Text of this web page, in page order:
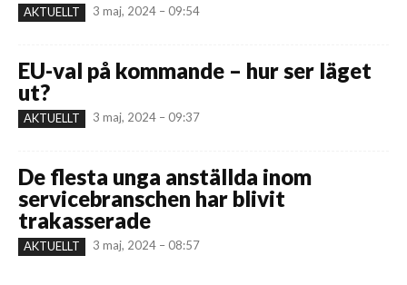
AKTUELLT 3 maj, 2024 – 09:54
EU-val på kommande – hur ser läget
ut?
AKTUELLT 3 maj, 2024 – 09:37
De flesta unga anställda inom
servicebranschen har blivit
trakasserade
AKTUELLT 3 maj, 2024 – 08:57